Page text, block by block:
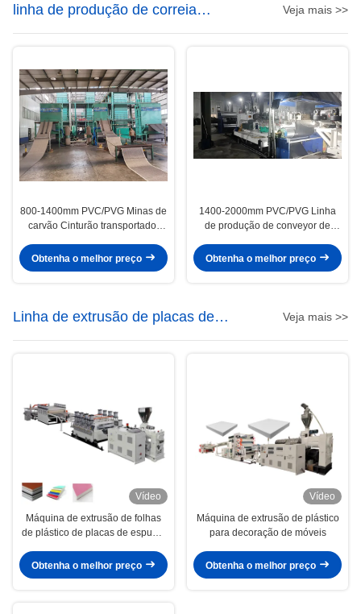
linha de produção de correia
transportadora
Veja mais >>
800-1400mm PVC/PVG Minas de
carvão Cinturão transportador
de energia Minas Cinturão
transportador máquina
Obtenha o melhor preço
1400-2000mm PVC/PVG Linha
de produção de conveyor de
de mineração Voltagem 380V
Obtenha o melhor preço
Linha de extrusão de placas de
espuma de PVC
Veja mais >>
Vídeo
Máquina de extrusão de folhas
de plástico de placas de espuma
Obtenha o melhor preço
Vídeo
Máquina de extrusão de plástico
para decoração de móveis
Obtenha o melhor preço